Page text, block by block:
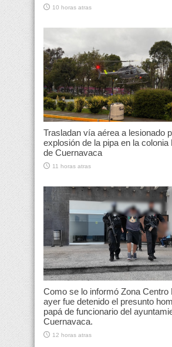
10 horas atras
Trasladan vía aérea a lesionado
explosión de la pipa en la colonia
de Cuernavaca
11 horas atras
Como se lo informó Zona Centro
ayer fue detenido el presunto
papá de funcionario del
Cuernavaca.
12 horas atras